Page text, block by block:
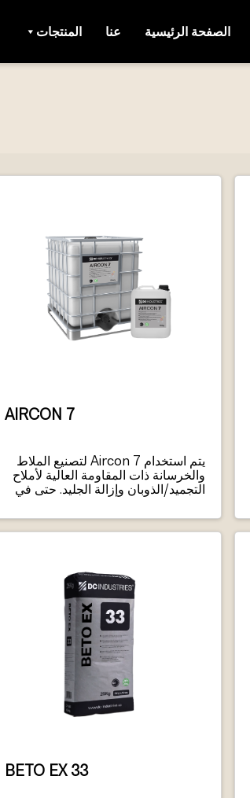
الصفحة الرئيسية عنا المنتجات
AIRCON 7
يتم استخدام Aircon 7 لتصنيع الملاط
والخرسانة ذات المقاومة العالية لأملاح
التجميد/الذوبان وإزالة الجليد. حتى في
المثال
BETO EX 33